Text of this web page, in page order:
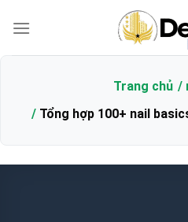
qua
Trang chủ
Tổng hợp 100+ nail